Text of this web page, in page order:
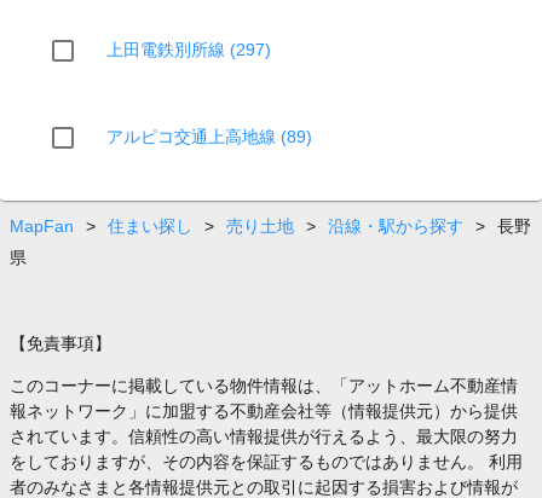
上田電鉄別所線 (297)
アルピコ交通上高地線 (89)
MapFan > 住まい探し > 売り土地 > 沿線・駅から探す >
長野
県
【免責事項】
このコーナーに掲載している物件情報は、「アットホーム不動産情
報ネットワーク」に加盟する不動産会社等（情報提供元）から提供
されています。信頼性の高い情報提供が行えるよう、最大限の努力
をしておりますが、その内容を保証するものではありません。 利用
者のみなさまと各情報提供元との取引に起因する損害および情報が